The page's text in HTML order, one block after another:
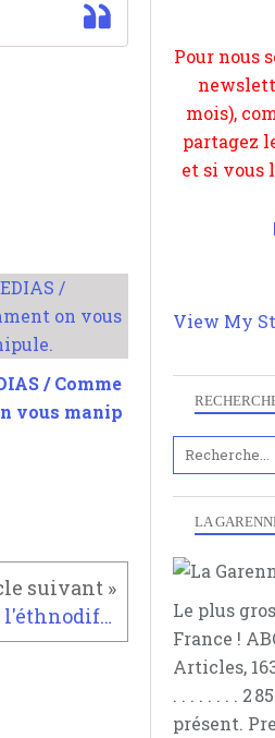
/ Comme
vous manip
EXTREME-DROITE / l'éthnodifférencialisme
LA
Le plus
France !
Articles,
. . . . . . . . 2
présent.
et si vous
View My